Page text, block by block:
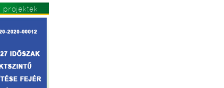
projektek